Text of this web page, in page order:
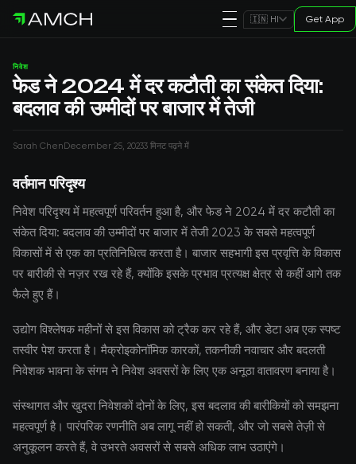
🇮🇳 HI Get App
निवेश
फेड ने 2024 में दर कटौती का संकेत दिया:
बदलाव की उम्मीदों पर बाजार में तेजी
Sarah ChenDecember 25, 20233 मिनट पढ़ने में
वर्तमान परिदृश्य
निवेश परिदृश्य में महत्वपूर्ण परिवर्तन हुआ है, और फेड ने 2024 में दर कटौती का
संकेत दिया: बदलाव की उम्मीदों पर बाजार में तेजी 2023 के सबसे महत्वपूर्ण
विकासों में से एक का प्रतिनिधित्व करता है। बाजार सहभागी इस प्रवृत्ति के विकास
पर बारीकी से नज़र रख रहे हैं, क्योंकि इसके प्रभाव प्रत्यक्ष क्षेत्र से कहीं आगे तक
फैले हुए हैं।
उद्योग विश्लेषक महीनों से इस विकास को ट्रैक कर रहे हैं, और डेटा अब एक स्पष्ट
तस्वीर पेश करता है। मैक्रोइकोनॉमिक कारकों, तकनीकी नवाचार और बदलती
निवेशक भावना के संगम ने निवेश अवसरों के लिए एक अनूठा वातावरण बनाया है।
संस्थागत और खुदरा निवेशकों दोनों के लिए, इस बदलाव की बारीकियों को समझना
महत्वपूर्ण है। पारंपरिक रणनीति अब लागू नहीं हो सकती, और जो सबसे तेज़ी से
अनुकूलन करते हैं, वे उभरते अवसरों से सबसे अधिक लाभ उठाएंगे।